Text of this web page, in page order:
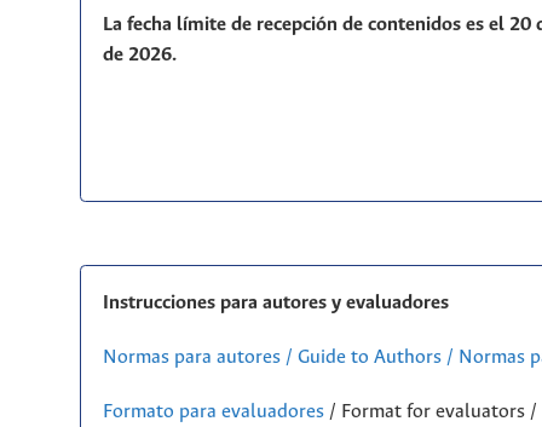
La fecha límite de recepción de contenidos es el 20
de 2026.
Instrucciones para autores y evaluadores
Normas para autores / Guide to Authors / Normas
Formato para evaluadores/ Format for evaluators /